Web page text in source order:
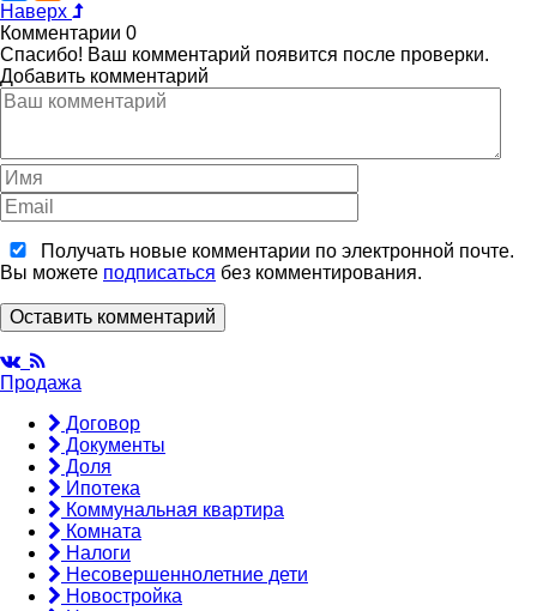
Наверх
Комментарии 0
Спасибо! Ваш комментарий появится после проверки.
Добавить комментарий
Получать новые комментарии по электронной почте.
Вы можете подписаться без комментирования.
Оставить комментарий
Продажа
Договор
Документы
Доля
Ипотека
Коммунальная квартира
Комната
Налоги
Несовершеннолетние дети
Новостройка